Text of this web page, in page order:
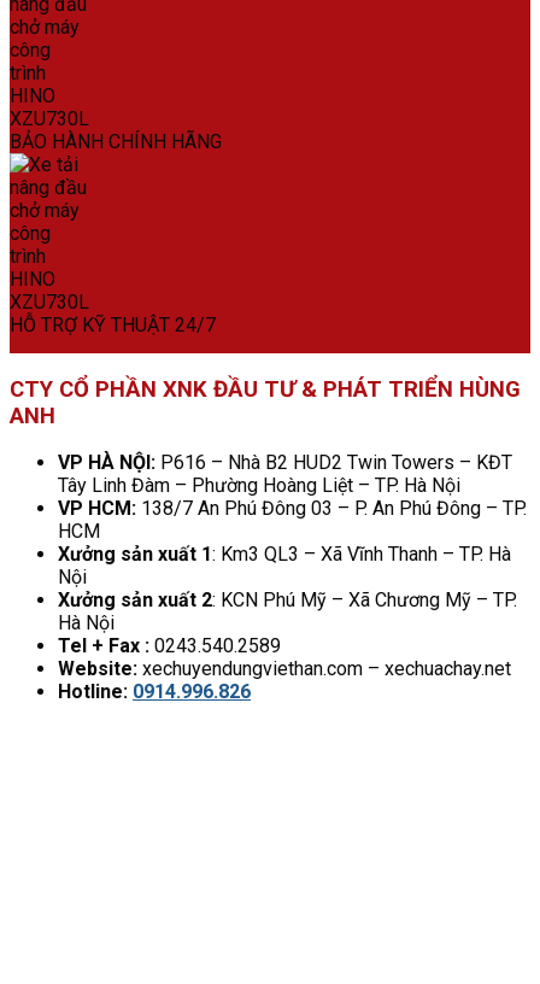
BẢO HÀNH CHÍNH HÃNG
HỖ TRỢ KỸ THUẬT 24/7
CTY CỔ PHẦN XNK ĐẦU TƯ & PHÁT TRIỂN HÙNG
ANH
VP HÀ NỘI: P616 – Nhà B2 HUD2 Twin Towers – KĐT
Tây Linh Đàm – Phường Hoàng Liệt – TP. Hà Nội
VP HCM: 138/7 An Phú Đông 03 – P. An Phú Đông – TP.
HCM
Xưởng sản xuất 1: Km3 QL3 – Xã Vĩnh Thanh – TP. Hà
Nội
Xưởng sản xuất 2: KCN Phú Mỹ – Xã Chương Mỹ – TP.
Hà Nội
Tel + Fax : 0243.540.2589
Website: xechuyendungviethan.com – xechuachay.net
Hotline: 0914.996.826